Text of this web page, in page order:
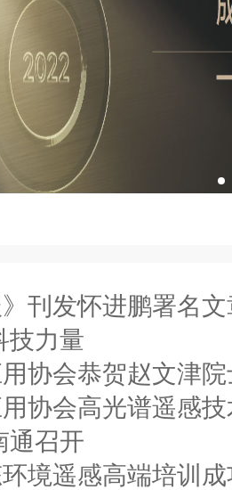
》刊发怀进鹏署名
技力量
协会恭贺赵文津院
协会高光谱遥感
通召开
境遥感高端培训